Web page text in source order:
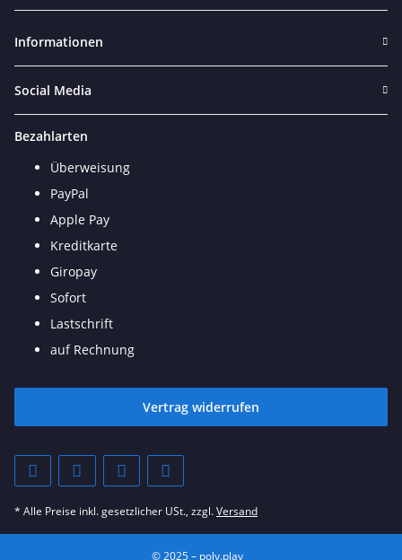
Informationen
Social Media
Bezahlarten
Überweisung
PayPal
Apple Pay
Kreditkarte
Giropay
Sofort
Lastschrift
auf Rechnung
Vertrag widerrufen
* Alle Preise inkl. gesetzlicher USt., zzgl.Versand
© 2025 – poly.play